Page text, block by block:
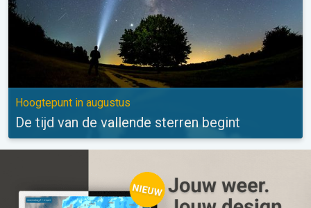
Hoogtepunt in augustus
De tijd van de vallende sterren begint